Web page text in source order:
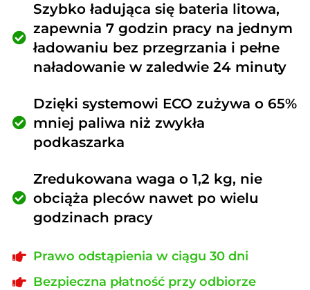
Szybko ładująca się bateria litowa,
zapewnia 7 godzin pracy na jednym
ładowaniu bez przegrzania i pełne
naładowanie w zaledwie 24 minuty
Dzięki systemowi ECO zużywa o 65%
mniej paliwa niż zwykła
podkaszarka
Zredukowana waga o 1,2 kg, nie
obciąża pleców nawet po wielu
godzinach pracy
Prawo odstąpienia w ciągu 30 dni
Bezpieczna płatność przy odbiorze